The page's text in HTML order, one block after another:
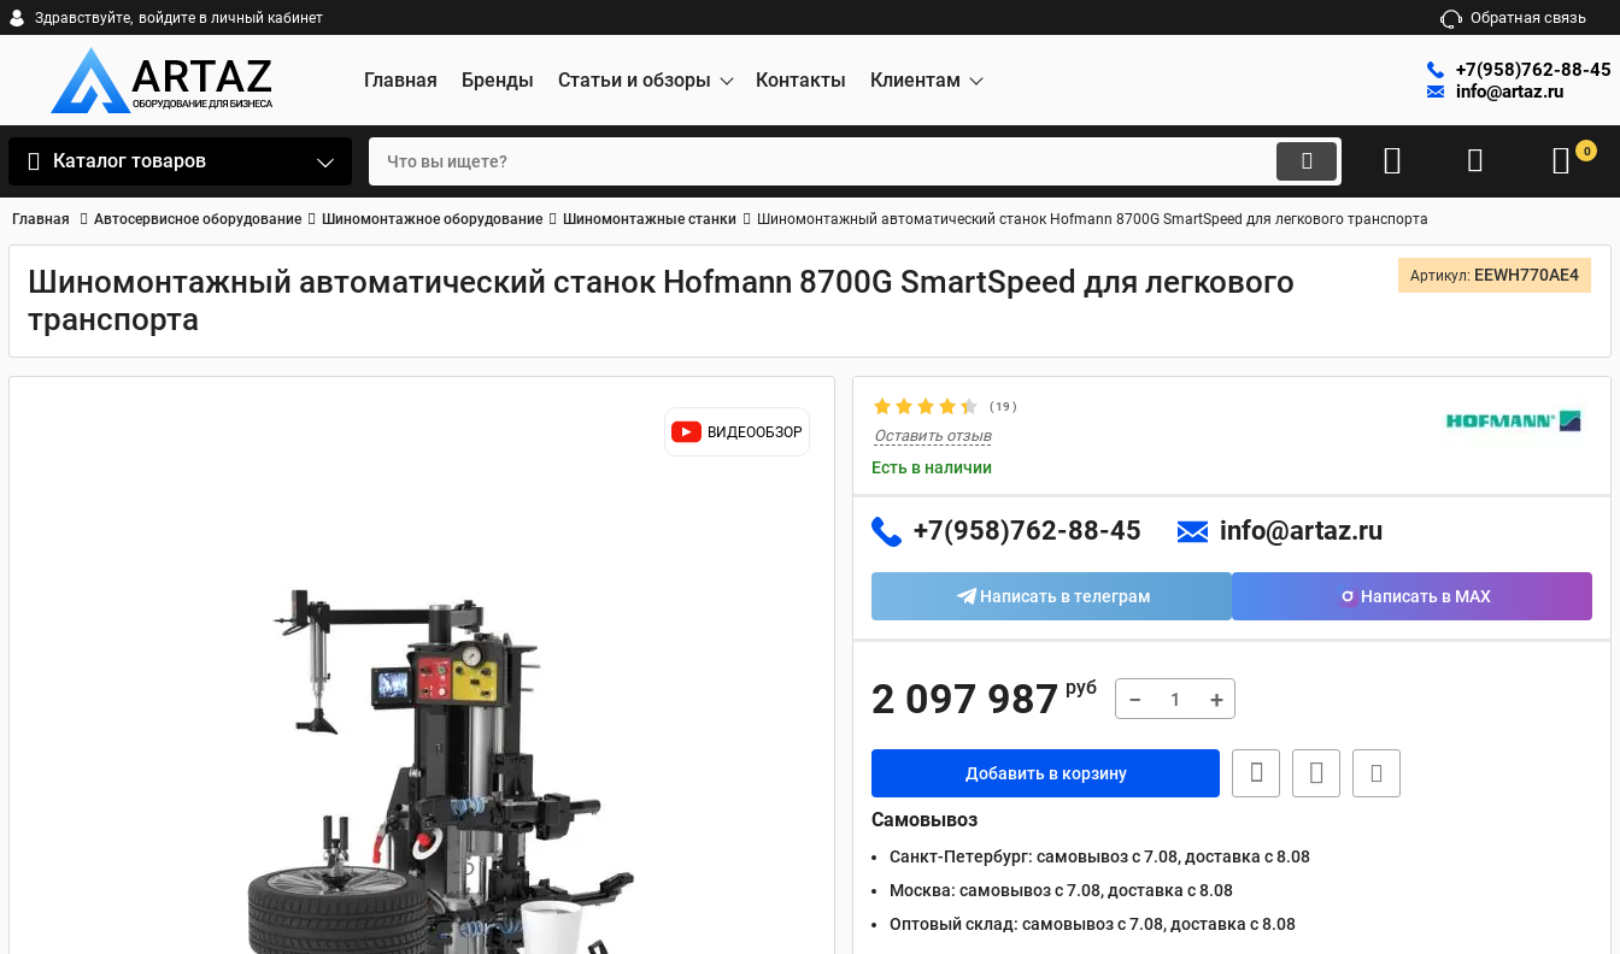
Здравствуйте, войдите в личный кабинет Обратная связь
Главная Бренды Статьи и обзоры Контакты Клиентам
+7(958)762-88-45
info@artaz.ru
Каталог товаров 0
Главная Автосервисное оборудование Шиномонтажное оборудование Шиномонтажные станки Шиномонтажный автоматический станок Hofmann 8700G SmartSpeed для легкового транспорта
Шиномонтажный автоматический станок Hofmann 8700G SmartSpeed для легкового
транспорта
Артикул: EEWH770AE4
ВИДЕООБЗОР
(19 )
Оставить отзыв
Есть в наличии
+7(958)762-88-45 info@artaz.ru
Написать в телеграм Написать в MAX
2 097 987 руб − +
Добавить в корзину
Самовывоз
Санкт-Петербург: самовывоз с 7.08, доставка c 8.08
Москва: самовывоз с 7.08, доставка c 8.08
Оптовый склад: самовывоз с 7.08, доставка c 8.08